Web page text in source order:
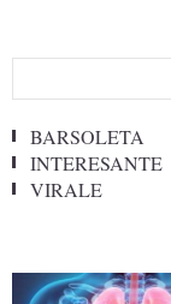
BARSOLETA
INTERESANTE
VIRALE